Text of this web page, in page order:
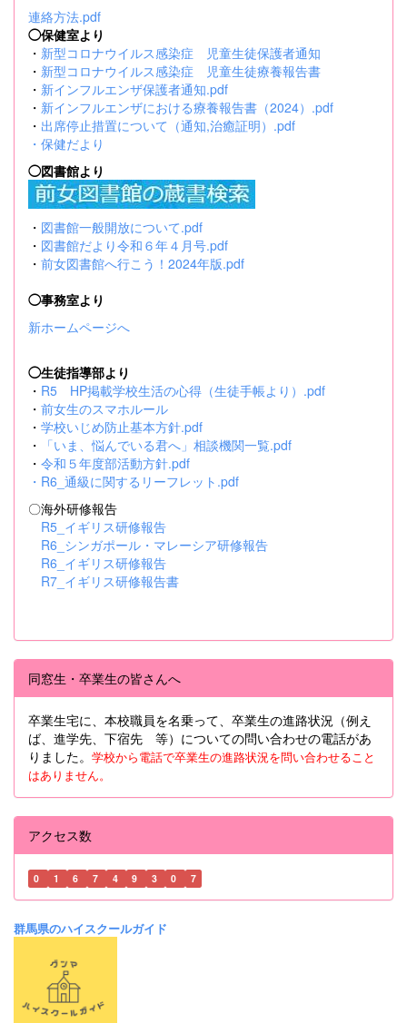
連絡方法.pdf
◯保健室より
・ 新型コロナウイルス感染症 児童生徒保護者通知
・ 新型コロナウイルス感染症 児童生徒療養報告書
・ 新インフルエンザ保護者通知.pdf
・ 新インフルエンザにおける療養報告書（2024）.pdf
・ 出席停止措置について（通知,治癒証明）.pdf
・ 保健だより
◯図書館より
・ 図書館一般開放について.pdf
・ 図書館だより令和６年４月号.pdf
・ 前女図書館へ行こう！2024年版.pdf
◯事務室より
新ホームページへ
◯生徒指導部より
・ R5 HP掲載学校生活の心得（生徒手帳より）.pdf
・ 前女生のスマホルール
・ 学校いじめ防止基本方針.pdf
・
「いま、悩んでいる君へ」相談機関一覧.pdf
・ 令和５年度部活動方針.pdf
・ R6_通級に関するリーフレット.pdf
〇海外研修報告
R5_イギリス研修報告
R6_シンガポール・マレーシア研修報告
R6_イギリス研修報告
R7_イギリス研修報告書
同窓生・卒業生の皆さんへ
卒業生宅に、本校職員を名乗って、卒業生の進路状況（例え
ば、進学先、下宿先 等）についての問い合わせの電話があ
りました。 学校から電話で卒業生の進路状況を問い合わせること
はありません。
アクセス数
0 1 6 7 4 9 3 0 7
群馬県のハイスクールガイド